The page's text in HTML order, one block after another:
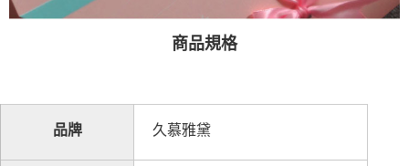
商品規格
品牌 久慕雅黛